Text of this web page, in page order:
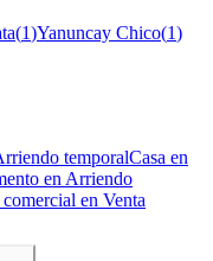
(1)Yanuncay Chico(1)
temporalCasa en
en Arriendo
en Venta